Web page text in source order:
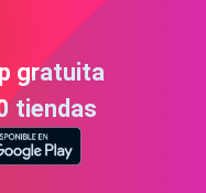
gratuita
tiendas